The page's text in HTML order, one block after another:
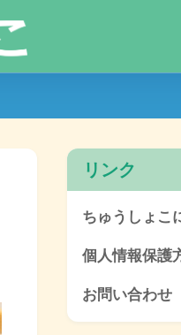
リンク
ちゅうしょこ
個人情報保護
お問い合わせ